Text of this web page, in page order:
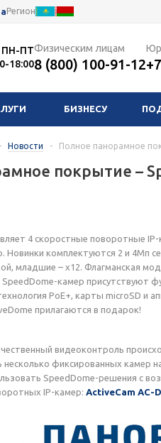
Регион
ПН-ПТ
18:00
Физическим лицам
8 (800) 100-91-12
БИЗНЕСУ
- Новости - Полное панорамное
покрытие –
4 скоростные поворотные
Новинки комплектуются 2 и 4Мп
младшие – х12. Флагманская
камер присутствуют
PoE+, карты microSD и
прилагаются в подарок!
видеоконтроль
несколько фиксированных камер
SpeedDome-решения с
IP-камер: ActiveCam AC-